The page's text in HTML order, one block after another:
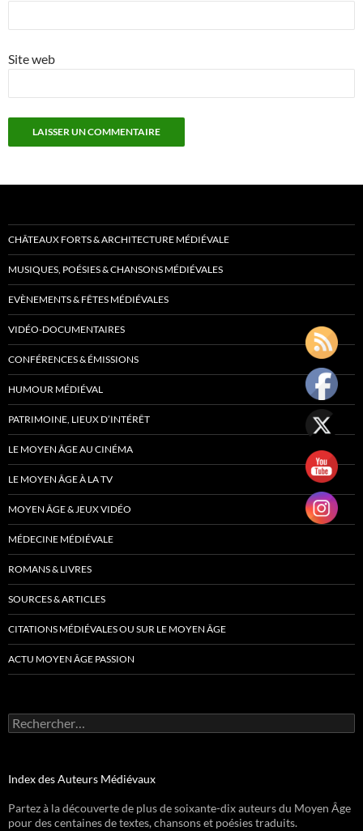
Site web
CHÂTEAUX FORTS & ARCHITECTURE MÉDIÉVALE
MUSIQUES, POÉSIES & CHANSONS MÉDIÉVALES
EVÈNEMENTS & FÊTES MÉDIÉVALES
VIDÉO-DOCUMENTAIRES
CONFÉRENCES & ÉMISSIONS
HUMOUR MÉDIÉVAL
PATRIMOINE, LIEUX D’INTÉRÊT
LE MOYEN ÂGE AU CINÉMA
LE MOYEN ÂGE À LA TV
MOYEN ÂGE & JEUX VIDÉO
MÉDECINE MÉDIÉVALE
ROMANS & LIVRES
SOURCES & ARTICLES
CITATIONS MÉDIÉVALES OU SUR LE MOYEN ÂGE
ACTU MOYEN ÂGE PASSION
Rechercher :
Index des Auteurs Médiévaux
Partez à la découverte de plus de soixante-dix auteurs du Moyen Âge
pour des centaines de textes, chansons et poésies traduits.